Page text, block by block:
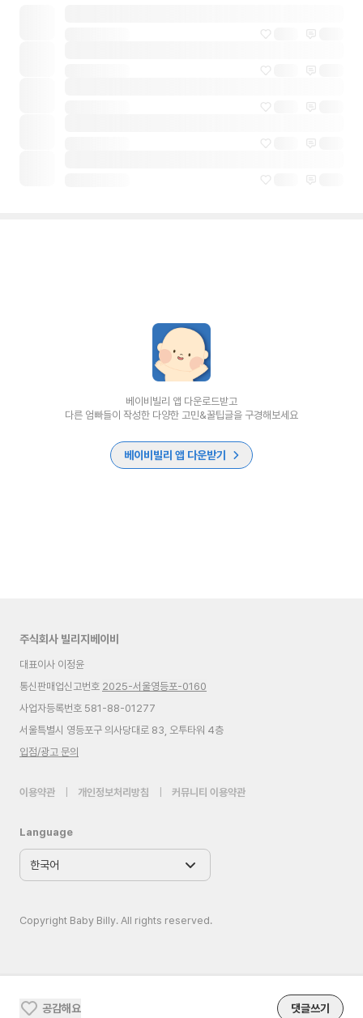
공감해요 댓글쓰기
베이비빌리 앱 다운로드받고
다른 엄빠들이 작성한 다양한 고민&꿀팁글을 구경해보세요
베이비빌리 앱 다운받기
주식회사 빌리지베이비
대표이사 이정윤
통신판매업신고번호 2025-서울영등포-0160
사업자등록번호 581-88-01277
서울특별시 영등포구 의사당대로 83, 오투타워 4층
입점/광고 문의
이용약관 개인정보처리방침 커뮤니티 이용약관
Language
Copyright Baby Billy. All rights reserved.